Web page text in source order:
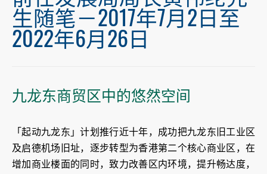
生随笔－2017年7月2日至
2022年6月26日
九龙东商贸区中的悠然空间
「起动九龙东」计划推行近十年，成功把九龙东旧工业区
及启德机场旧址，逐步转型为香港第二个核心商业区，在
增加商业楼面的同时，致力改善区内环境，提升畅达度，